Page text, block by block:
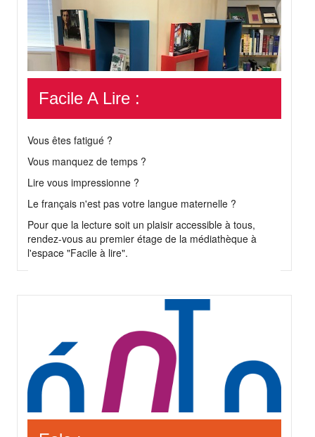
Facile A Lire :
Vous êtes fatigué ?
Vous manquez de temps ?
Lire vous impressionne ?
Le français n'est pas votre langue maternelle ?
Pour que la lecture soit un plaisir accessible à tous,
rendez-vous au premier étage de la médiathèque à
l'espace "Facile à lire".